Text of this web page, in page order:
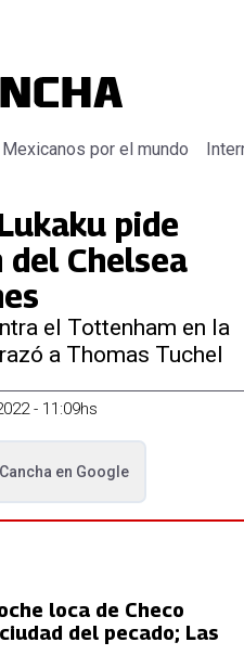
Mexicanos por el mundo
pide
Chelsea
el Tottenham en la
a Thomas Tuchel
- 11:09hs
en Google
loca de Checo
del pecado; Las